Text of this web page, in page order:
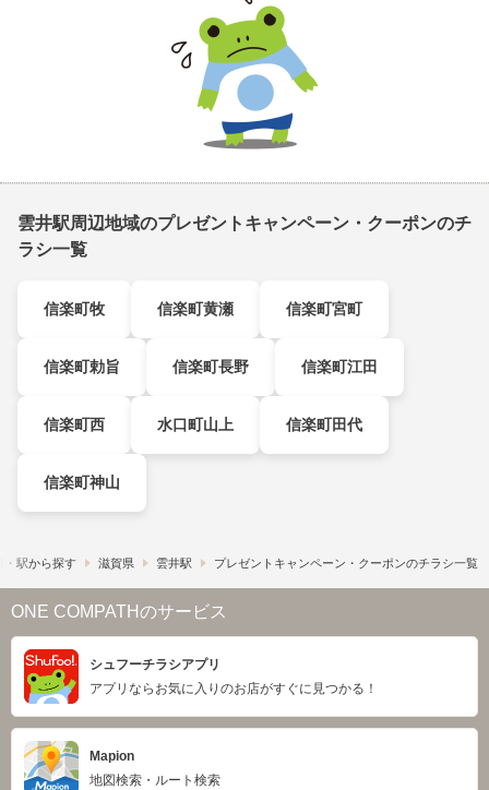
雲井駅周辺地域のプレゼントキャンペーン・クーポンのチ
ラシ一覧
信楽町牧 信楽町黄瀬 信楽町宮町
信楽町勅旨 信楽町長野 信楽町江田
信楽町西 水口町山上 信楽町田代
信楽町神山
・駅から探す 滋賀県 雲井駅 プレゼントキャンペーン・クーポンのチラシ一覧
ONE COMPATHのサービス
シュフーチラシアプリ
アプリならお気に入りのお店がすぐに見つかる！
Mapion
地図検索・ルート検索